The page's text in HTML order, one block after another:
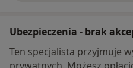
Ubezpieczenia - brak
Ten specjalista przyjmuje